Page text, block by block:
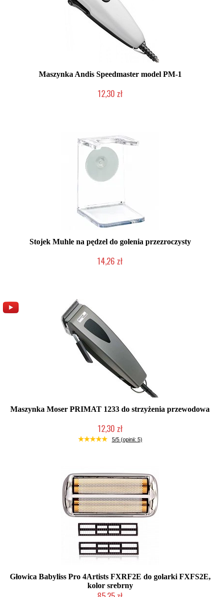
Maszynka Andis Speedmaster model PM-1
12,30 zł
Stojek Muhle na pędzel do golenia przezroczysty
14,26 zł
Maszynka Moser PRIMAT 1233 do strzyżenia przewodowa
12,30 zł
Produkt wycofany
5/5 (opinii: 5)
Głowica Babyliss Pro 4Artists FXRF2E do golarki FXFS2E,
kolor srebrny